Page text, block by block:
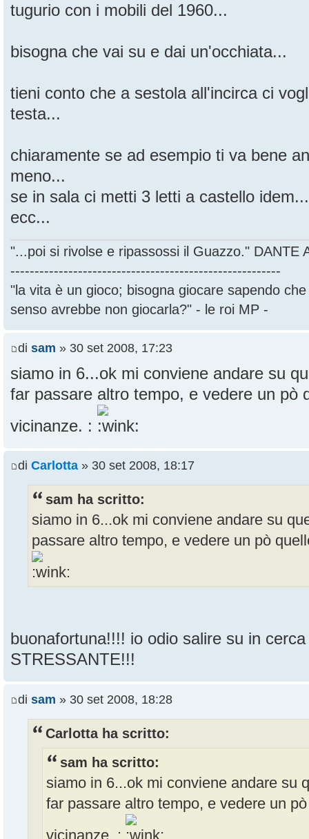
tugurio con i mobili del 1960...
bisogna che vai su e dai un'occhiata...
tieni conto che a sestola all'incirca ci
testa...
chiaramente se ad esempio ti va bene
meno...
se in sala ci metti 3 letti a castello idem...
ecc...
"...poi si rivolse e ripassossi il Guazzo." DANTE
--------------------------------------------------------
"la vita è un gioco; bisogna giocare sapendo
senso avrebbe non giocarla?" - le roi MP -
di sam » 30 set 2008, 17:23
siamo in 6...ok mi conviene andare su
far passare altro tempo, e vedere un pò
vicinanze. :
di Carlotta » 30 set 2008, 18:17
sam ha scritto:
siamo in 6...ok mi conviene andare su
passare altro tempo, e vedere un pò
buonafortuna!!!! io odio salire su in
STRESSANTE!!!
di sam » 30 set 2008, 18:28
Carlotta ha scritto:
sam ha scritto:
siamo in 6...ok mi conviene andare su
far passare altro tempo, e vedere un
vicinanze. :